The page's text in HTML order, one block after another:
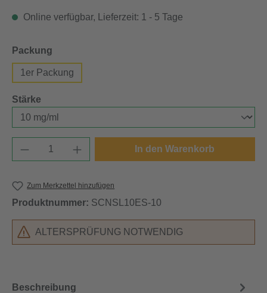
Online verfügbar, Lieferzeit: 1 - 5 Tage
Packung
1er Packung
Stärke
Produkt Anzahl: Gib den gewünschten
In den Warenkorb
Zum Merkzettel hinzufügen
Produktnummer: SCNSL10ES-10
ALTERSPRÜFUNG NOTWENDIG
Beschreibung